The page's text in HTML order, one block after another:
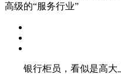
高级的“服务行业”
银行柜员，看似是高大